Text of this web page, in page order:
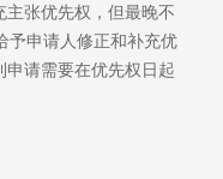
主张优先权，但最晚不
予申请人修正和补充优
申请需要在优先权日起